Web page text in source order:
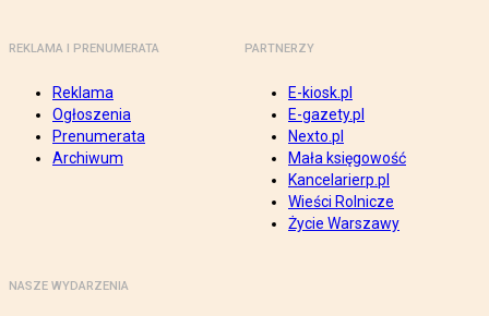
REKLAMA I PRENUMERATA
Reklama
Ogłoszenia
Prenumerata
Archiwum
PARTNERZY
E-kiosk.pl
E-gazety.pl
Nexto.pl
Mała księgowość
Kancelarierp.pl
Wieści Rolnicze
Życie Warszawy
NASZE WYDARZENIA